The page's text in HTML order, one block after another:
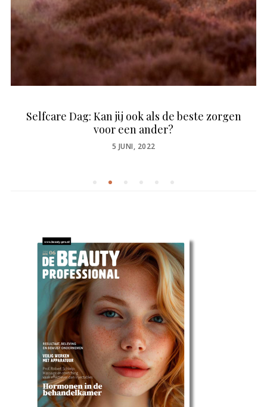
Selfcare Dag: Kan jij ook als de beste zorgen
voor een ander?
POSTED
5 JUNI, 2022